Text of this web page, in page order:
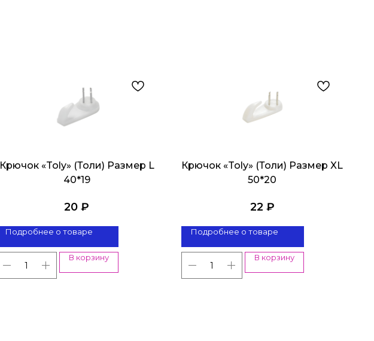
Крючок «Toly» (Толи) Размер L
40*19
20 ₽
Подробнее о товаре
В корзину
Крючок «Toly» (Толи) Размер XL
50*20
22 ₽
Подробнее о товаре
В корзину